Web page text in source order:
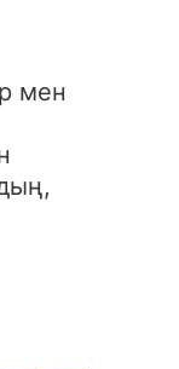
мен